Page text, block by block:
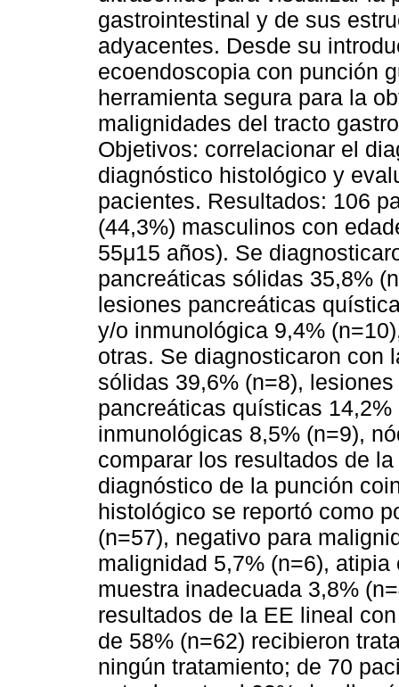
gastrointestinal y de sus
adyacentes. Desde su
ecoendoscopia con punción
herramienta segura para la
malignidades del tracto
Objetivos: correlacionar el
diagnóstico histológico y
pacientes. Resultados: 106
(44,3%) masculinos con
55μ15 años). Se
pancreáticas sólidas 35,8%
lesiones pancreáticas
y/o inmunológica 9,4%
otras. Se diagnosticaron con
sólidas 39,6% (n=8),
pancreáticas quísticas
inmunológicas 8,5% (n=9),
comparar los resultados de
diagnóstico de la punción
histológico se reportó como
(n=57), negativo para
malignidad 5,7% (n=6),
muestra inadecuada 3,8%
resultados de la EE lineal
de 58% (n=62) recibieron
ningún tratamiento; de 70